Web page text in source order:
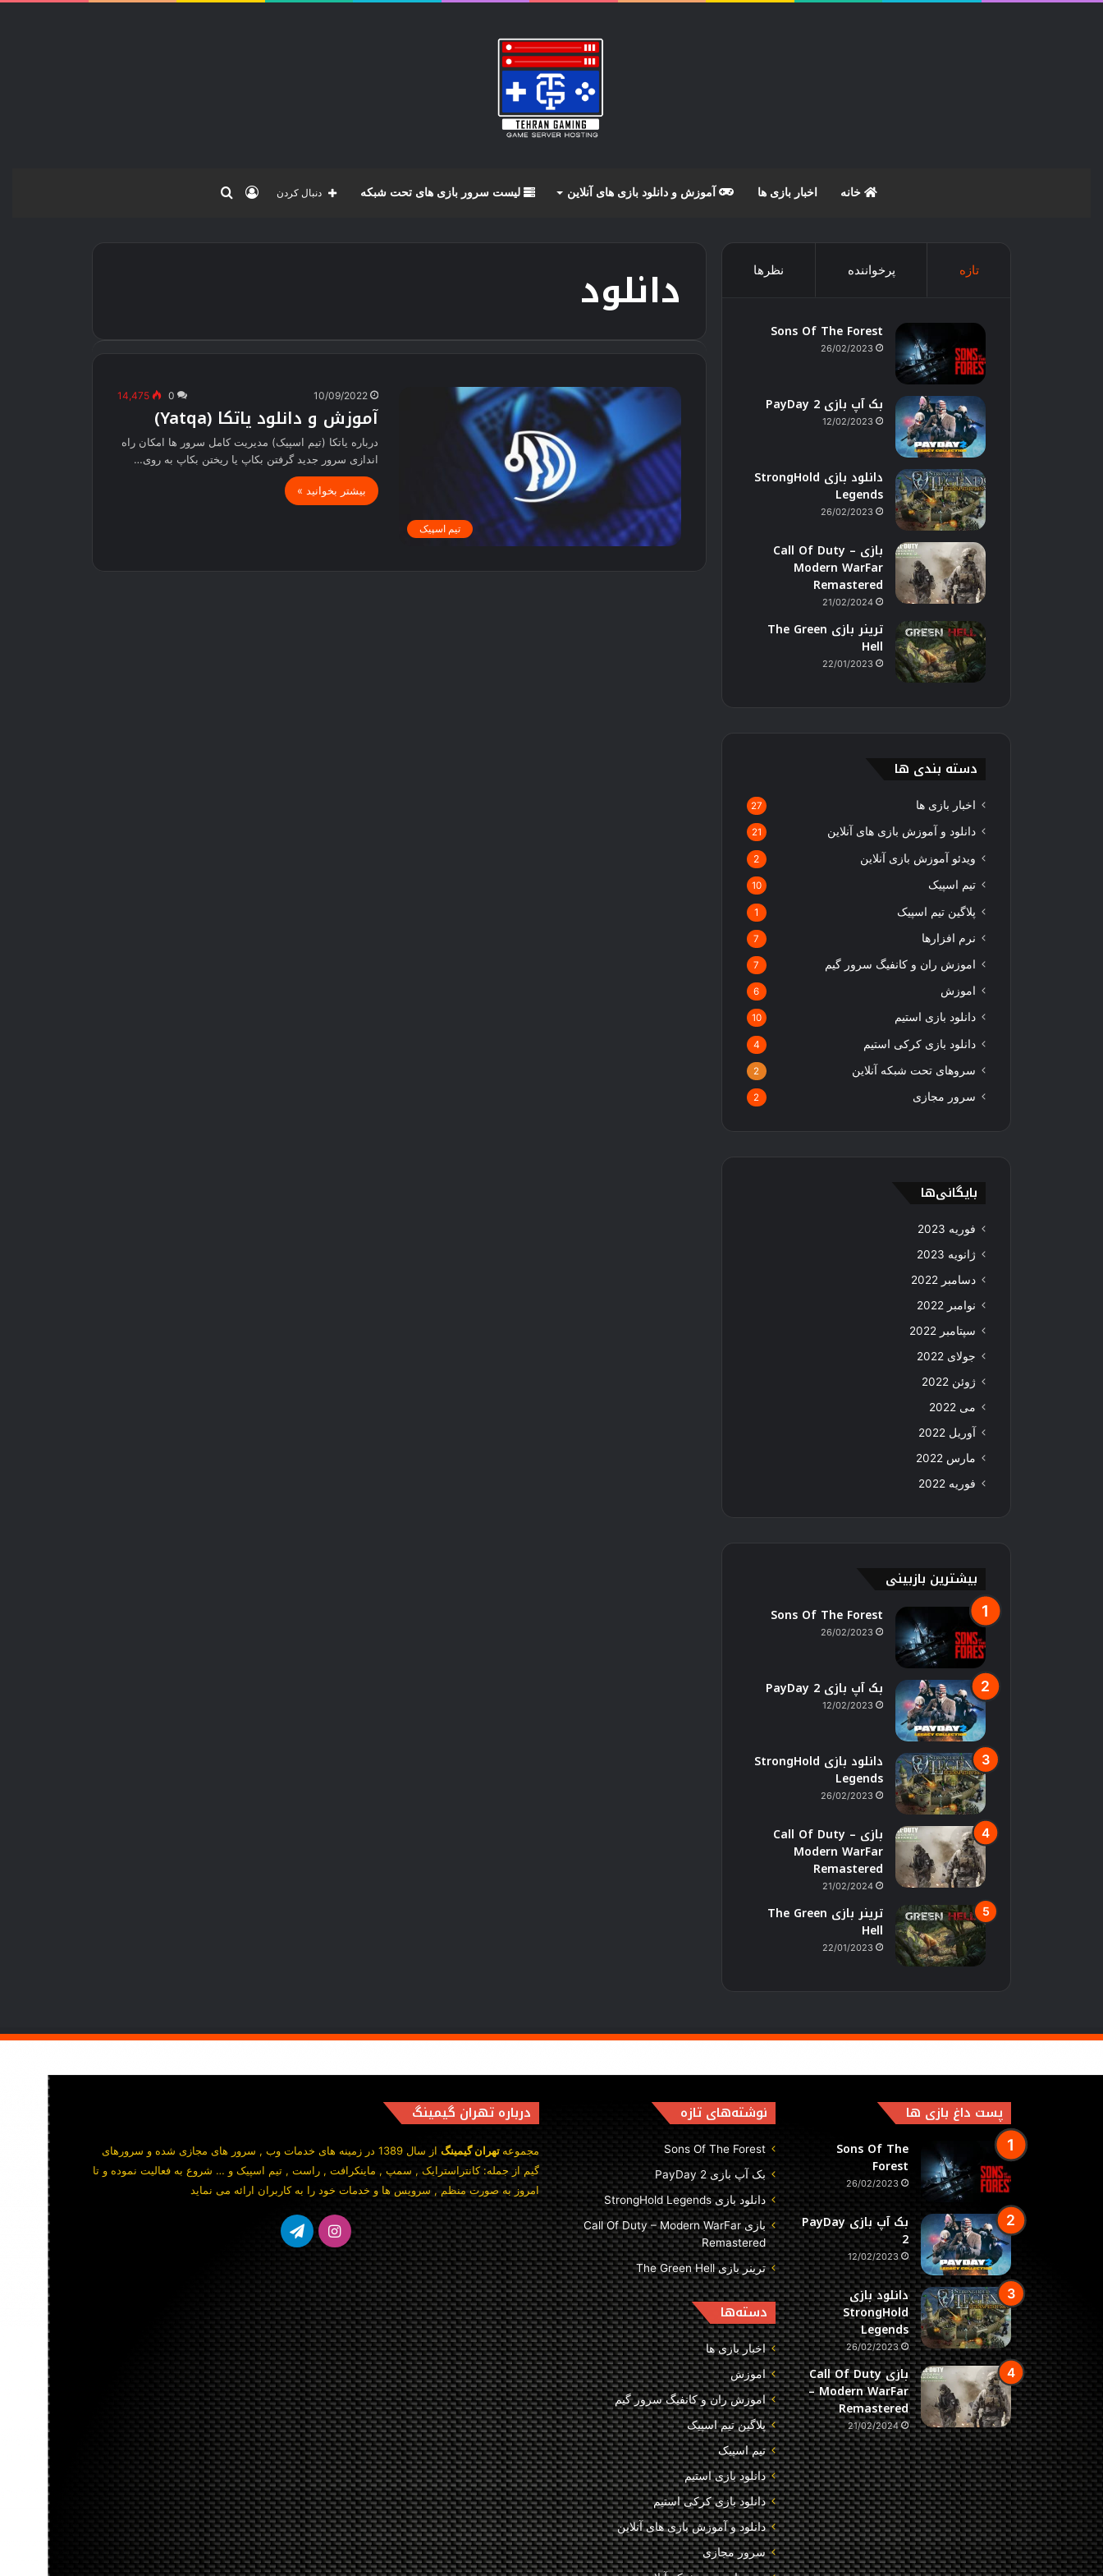
خانه اخبار بازی ها آموزش و دانلود بازی های آنلاین لیست سرور بازی های تحت شبکه جستجوورود دنبال کردن
دانلود
تیم اسپیک
10/09/2022
0
14,475
آموزش و دانلود یاتکا (Yatqa)
درباره یاتکا (تیم اسپیک) مدیریت کامل سرور ها امکان راه
اندازی سرور جدید گرفتن بکاپ یا ریختن بکاپ به روی…
بیشتر بخوانید »
تازه پرخواننده نظرها
Sons Of The Forest
26/02/2023
بک آپ بازی PayDay 2
12/02/2023
دانلود بازی StrongHold
Legends
26/02/2023
بازی Call Of Duty –
Modern WarFar
Remastered
21/02/2024
ترینر بازی The Green
Hell
22/01/2023
دسته بندی ها
اخبار بازی ها 27
دانلود و آموزش بازی های آنلاین 21
ویدئو آموزش بازی آنلاین 2
تیم اسپیک 10
پلاگین تیم اسپیک 1
نرم افزارها 7
اموزش ران و کانفیگ سرور گیم 7
اموزش 6
دانلود بازی استیم 10
دانلود بازی کرکی استیم 4
سروهای تحت شبکه آنلاین 2
سرور مجازی 2
بایگانی‌ها
فوریه 2023
ژانویه 2023
دسامبر 2022
نوامبر 2022
سپتامبر 2022
جولای 2022
ژوئن 2022
می 2022
آوریل 2022
مارس 2022
فوریه 2022
بیشترین بازبینی
Sons Of The Forest
26/02/2023
بک آپ بازی PayDay 2
12/02/2023
دانلود بازی StrongHold
Legends
26/02/2023
بازی Call Of Duty –
Modern WarFar
Remastered
21/02/2024
ترینر بازی The Green
Hell
22/01/2023
پست داغ بازی ها
Sons Of The
Forest
26/02/2023
بک آپ بازی PayDay
2
12/02/2023
دانلود بازی
StrongHold
Legends
26/02/2023
بازی Call Of Duty
– Modern WarFar
Remastered
21/02/2024
نوشته‌های تازه
Sons Of The Forest
بک آپ بازی PayDay 2
دانلود بازی StrongHold Legends
بازی Call Of Duty – Modern WarFar
Remastered
ترینر بازی The Green Hell
دسته‌ها
اخبار بازی ها
اموزش
اموزش ران و کانفیگ سرور گیم
پلاگین تیم اسپیک
تیم اسپیک
دانلود بازی استیم
دانلود بازی کرکی استیم
دانلود و آموزش بازی های آنلاین
سرور مجازی
درباره تهران گیمینگ
‫مجموعه تهران گیمینگ
از سال 1389 در زمینه های خدمات وب , سرور های مجازی شده و سرورهای
گیم از جمله: کانتراسترایک , سمپ , ماینکرافت , راست , تیم اسپیک و … شروع به فعالیت نموده و تا
امروز به صورت منظم , سرویس ها و خدمات خود را به کاربران ارائه می نماید‬
اینستاگرامتلگرام